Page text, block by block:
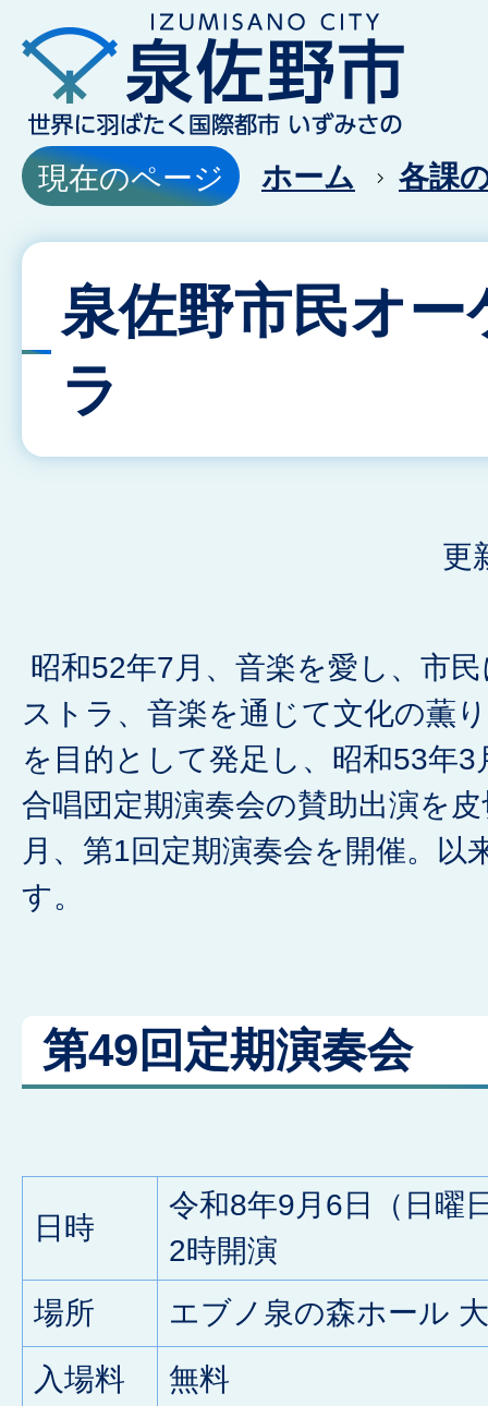
現在のページ ホーム 各課
泉佐野市民オー
ラ
更
昭和52年7月、音楽を愛し、市
ストラ、音楽を通じて文化の薫
を目的として発足し、昭和53年3
合唱団定期演奏会の賛助出演を
月、第1回定期演奏会を開催。以
す。
第49回定期演奏会
日時
令和8年9月6日（日曜
2時開演
場所
エブノ泉の森ホール
入場料
無料